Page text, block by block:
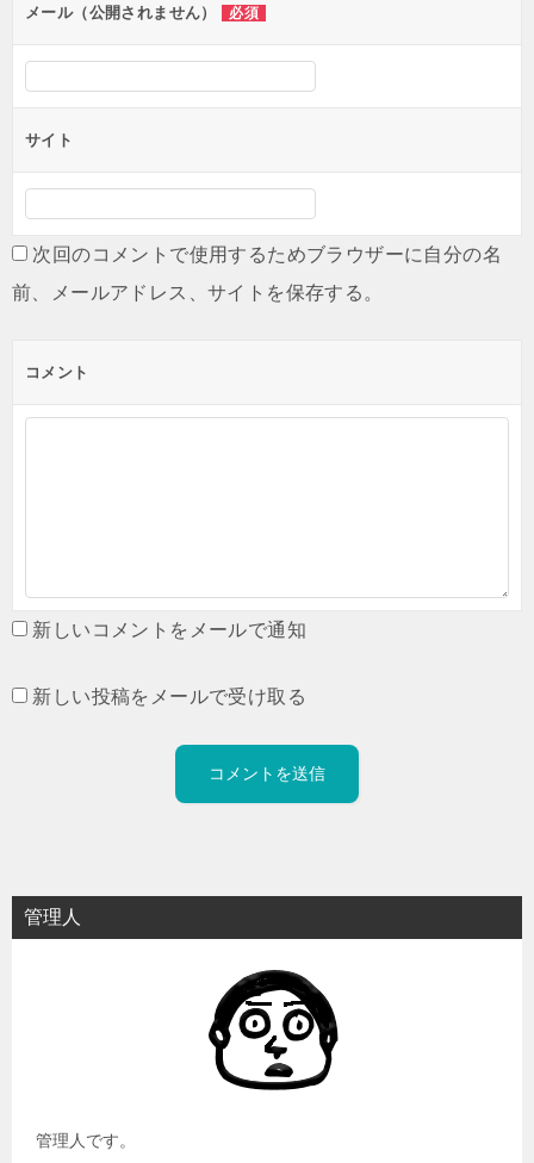
ンメール（公開されません） 必須
サイト
次回のコメントで使用するためブラウザーに自分の名
前、メールアドレス、サイトを保存する。
コメント
新しいコメントをメールで通知
新しい投稿をメールで受け取る
管理人
管理人です。